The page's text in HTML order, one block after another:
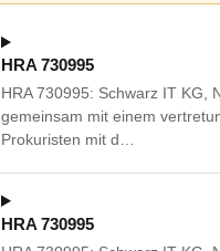
HRA 730995
HRA 730995: Schwarz IT KG,
gemeinsam mit einem
Prokuristen mit d…
HRA 730995